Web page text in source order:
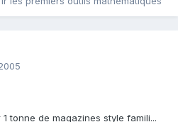
tonne de magazines style famili...